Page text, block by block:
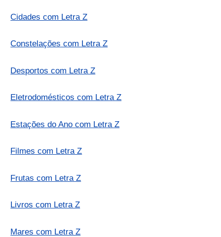
Cidades com Letra Z
Constelações com Letra Z
Desportos com Letra Z
Eletrodomésticos com Letra Z
Estações do Ano com Letra Z
Filmes com Letra Z
Frutas com Letra Z
Livros com Letra Z
Mares com Letra Z